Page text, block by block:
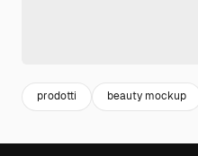
prodotti beauty mockup